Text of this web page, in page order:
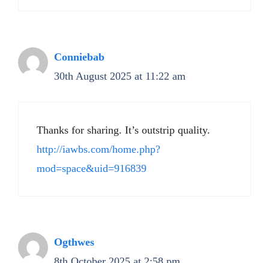
Conniebab
30th August 2025 at 11:22 am
Thanks for sharing. It’s outstrip quality.
http://iawbs.com/home.php?
mod=space&uid=916839
Ogthwes